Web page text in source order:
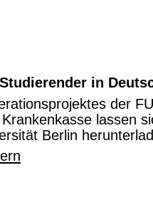
in
der
lassen
Berlin